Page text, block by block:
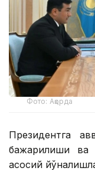
Фото: Ақорда
Президентга
бажарилиши ва
асосий